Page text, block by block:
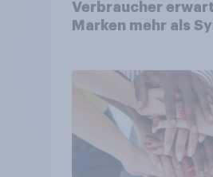
Verbraucher
Marken mehr als